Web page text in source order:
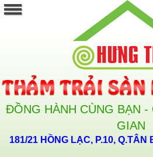
ĐỒNG HÀNH CÙNG BẠN -
GIAN
181/21 HỒNG LẠC, P.10, Q.TÂN